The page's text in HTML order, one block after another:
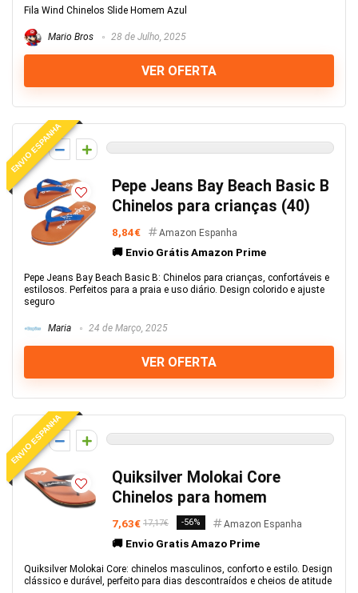
Fila Wind Chinelos Slide Homem Azul
Mario Bros 28 de Julho, 2025
VER OFERTA
ENVIO ESPANHA
0
Pepe Jeans Bay Beach Basic B
Chinelos para crianças (40)
8,84€ Amazon Espanha
🚚 Envio Grátis Amazon Prime
Pepe Jeans Bay Beach Basic B: Chinelos para crianças, confortáveis e
estilosos. Perfeitos para a praia e uso diário. Design colorido e ajuste
seguro
Maria 24 de Março, 2025
VER OFERTA
ENVIO ESPANHA
0
Quiksilver Molokai Core
Chinelos para homem
7,63€ 17,17€ -56% Amazon Espanha
🚚 Envio Gratis Amazo Prime
Quiksilver Molokai Core: chinelos masculinos, conforto e estilo. Design
clássico e durável, perfeito para dias descontraídos e cheios de atitude